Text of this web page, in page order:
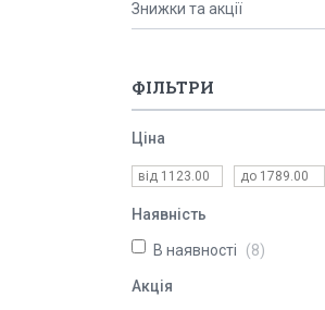
Знижки та акції
ФІЛЬТРИ
Ціна
Наявність
В наявності 8
Акція